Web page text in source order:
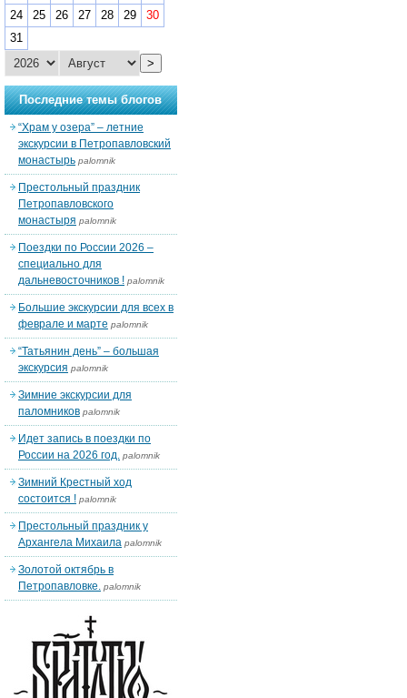
24
25 26 27 28 29
30
31
>
Последние темы блогов
“Храм у озера” – летние
экскурсии в Петропавловский
монастырь palomnik
Престольный праздник
Петропавловского
монастыря palomnik
Поездки по России 2026 –
специально для
дальневосточников ! palomnik
Большие экскурсии для всех в
феврале и марте palomnik
“Татьянин день” – большая
экскурсия palomnik
Зимние экскурсии для
паломников palomnik
Идет запись в поездки по
России на 2026 год. palomnik
Зимний Крестный ход
состоится ! palomnik
Престольный праздник у
Архангела Михаила palomnik
Золотой октябрь в
Петропавловке. palomnik